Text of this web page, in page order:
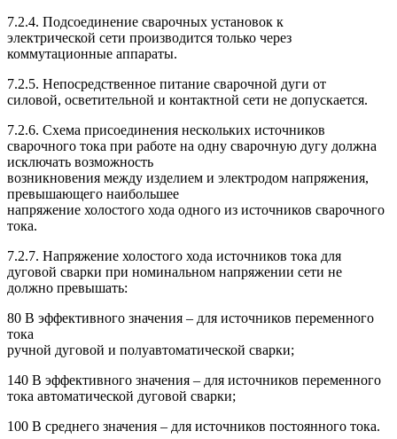
7.2.4. Подсоединение сварочных установок к
электрической сети производится только через
коммутационные аппараты.
7.2.5. Непосредственное питание сварочной дуги от
силовой, осветительной и контактной сети не допускается.
7.2.6. Схема присоединения нескольких источников
сварочного тока при работе на одну сварочную дугу должна
исключать возможность
возникновения между изделием и электродом напряжения,
превышающего наибольшее
напряжение холостого хода одного из источников сварочного
тока.
7.2.7. Напряжение холостого хода источников тока для
дуговой сварки при номинальном напряжении сети не
должно превышать:
80 В эффективного значения – для источников переменного
тока
ручной дуговой и полуавтоматической сварки;
140 В эффективного значения – для источников переменного
тока автоматической дуговой сварки;
100 В среднего значения – для источников постоянного тока.